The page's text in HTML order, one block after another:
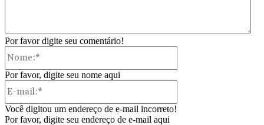
Por favor digite seu comentário!
Por favor, digite seu nome aqui
Você digitou um endereço de e-mail incorreto!
Por favor, digite seu endereço de e-mail aqui